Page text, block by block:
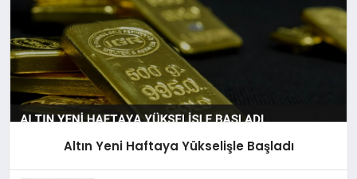
Altın Yeni Haftaya Yükselişle Başladı